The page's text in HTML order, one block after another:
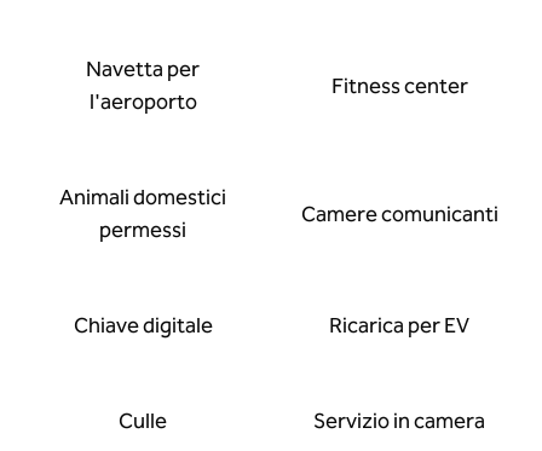
Navetta per
l'aeroporto
Fitness center
Animali domestici
permessi
Camere comunicanti
Chiave digitale Ricarica per EV
Culle Servizio in camera